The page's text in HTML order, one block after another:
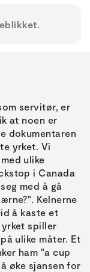
servitør, er
at noen er
dokumentaren
yrket. Vi
ulike
i Canada
med å gå
Kelnerne
å kaste et
spiller
ulike måter. Et
ham "a cup
øke sjansen for